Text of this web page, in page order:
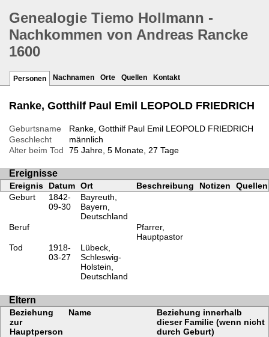
Genealogie Tiemo Hollmann -
Nachkommen von Andreas Rancke
1600
Personen Nachnamen Orte Quellen Kontakt
Ranke, Gotthilf Paul Emil LEOPOLD FRIEDRICH
Geburtsname
Ranke, Gotthilf Paul Emil LEOPOLD FRIEDRICH
Geschlecht
männlich
Alter beim Tod
75 Jahre, 5 Monate, 27 Tage
Ereignisse
Ereignis Datum Ort Beschreibung Notizen
Quellen
Geburt
1842-
09-30
Bayreuth,
Bayern,
Deutschland
Beruf
Pfarrer,
Hauptpastor
Tod
1918-
03-27
Lübeck,
Schleswig-
Holstein,
Deutschland
Eltern
Beziehung
zur
Hauptperson
Name
Beziehung innerhalb
dieser Familie (wenn nicht
durch Geburt)